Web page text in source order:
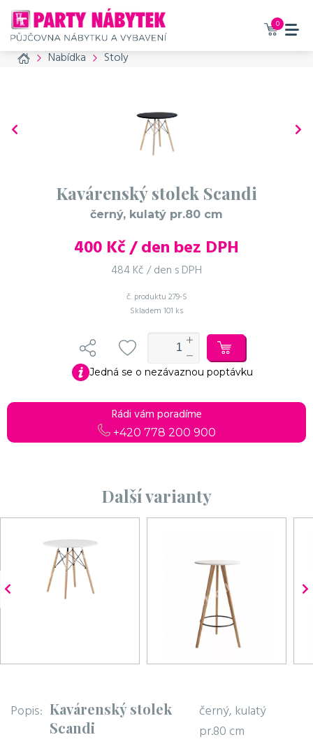
0
Home Nabídka Stoly
Kavárenský stolek Scandi
černý, kulatý pr.80 cm
400 Kč / den bez DPH
484 Kč / den s DPH
č. produktu 279-S
Skladem 101 ks
Jedná se o nezávaznou poptávku
Rádi vám poradíme
+420 778 200 900
Další varianty
Popis: Kavárenský stolek
Scandi
černý, kulatý
pr.80 cm